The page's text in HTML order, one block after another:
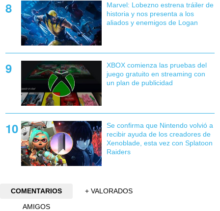
Marvel: Lobezno estrena tráiler de
historia y nos presenta a los
aliados y enemigos de Logan
XBOX comienza las pruebas del
juego gratuito en streaming con
un plan de publicidad
Se confirma que Nintendo volvió a
recibir ayuda de los creadores de
Xenoblade, esta vez con Splatoon
Raiders
COMENTARIOS
+ VALORADOS
AMIGOS